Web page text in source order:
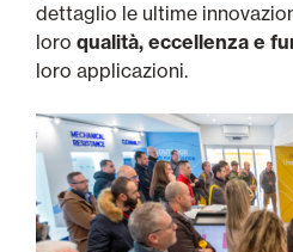
dettaglio le ultime
loro qualità, eccellenza e
loro applicazioni.